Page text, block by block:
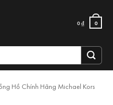
0₫ 0
Hồ Chính Hãng Michael Kors